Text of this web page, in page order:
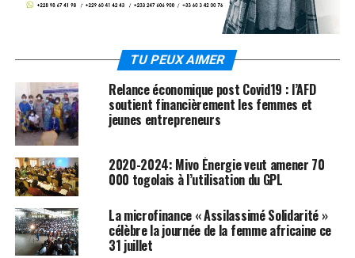
TU PEUX AIMER
Relance économique post Covid19 : l’AFD
soutient financièrement les femmes et
jeunes entrepreneurs
2020-2024: Mivo Énergie veut amener 70
000 togolais à l’utilisation du GPL
La microfinance « Assilassimé Solidarité »
célèbre la journée de la femme africaine ce
31 juillet